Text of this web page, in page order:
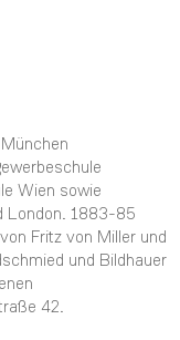
Wien sowie
London. 1883-85
Fritz von Miller und
und Bildhauer
42.